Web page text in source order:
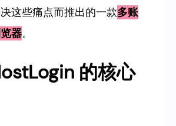
这些痛点而推出的一款多账
器。
的核心